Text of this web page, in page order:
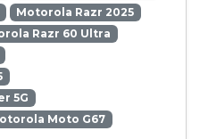
Motorola Razr 2025
Razr 60 Ultra
5G
Moto G67